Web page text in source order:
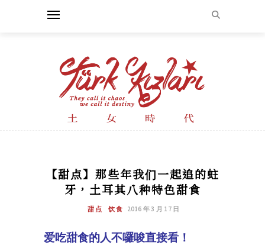
【甜点】那些年我们一起追的蛀
牙，土耳其八种特色甜食
甜点 饮食 2016 年 3 月 17 日
爱吃甜食的人不囉唆直接看！